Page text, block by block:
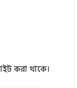
করা থাকে।